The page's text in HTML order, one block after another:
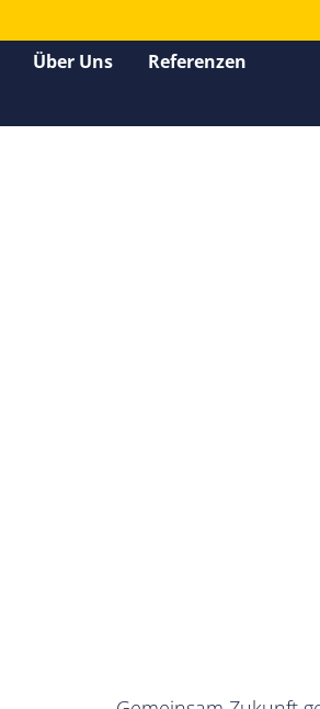
Über Uns
Referenzen